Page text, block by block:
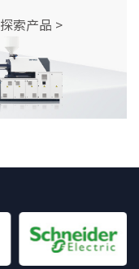
探索产品 >